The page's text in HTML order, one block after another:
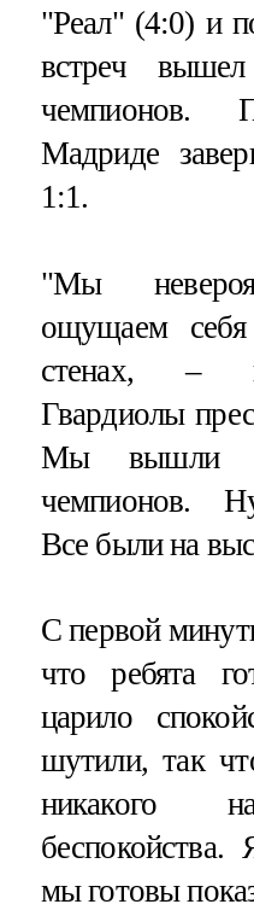
"Реал" (4:0) и
встреч
чемпионов.
Мадриде
1:1.
"Мы
ощущаем
стенах, –
Гвардиолы
Мы вышли
чемпионов.
Все были на
С первой
что ребята
царило
шутили, так
никакого
беспокойства.
мы готовы